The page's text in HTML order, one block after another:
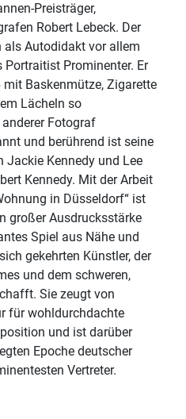
Preisträger,
Robert Lebeck. Der
als Autodidakt vor allem
Prominenter. Er
Baskenmütze, Zigarette
Lächeln so
Fotograf
und berührend ist seine
Jackie Kennedy und Lee
Kennedy. Mit der Arbeit
in Düsseldorf“ ist
großer Ausdrucksstärke
Spiel aus Nähe und
gekehrten Künstler, der
und dem schweren,
Sie zeugt von
für wohldurchdachte
und ist darüber
Epoche deutscher
Vertreter.